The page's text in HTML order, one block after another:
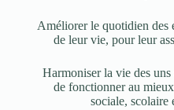
Améliorer le quotidien des
de leur vie, pour leur
Harmoniser la vie des
de fonctionner au
sociale, scolaire